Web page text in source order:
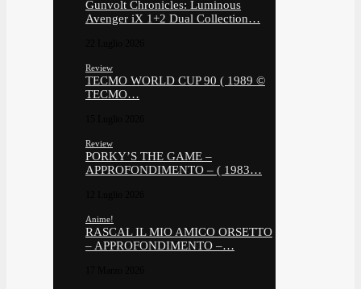
Gunvolt Chronicles: Luminous
Avenger iX 1+2 Dual Collection…
Review
TECMO WORLD CUP 90 ( 1989 ©
TECMO…
Review
PORKY’S THE GAME –
APPROFONDIMENTO – ( 1983…
Anime!
RASCAL IL MIO AMICO ORSETTO
– APPROFONDIMENTO –…